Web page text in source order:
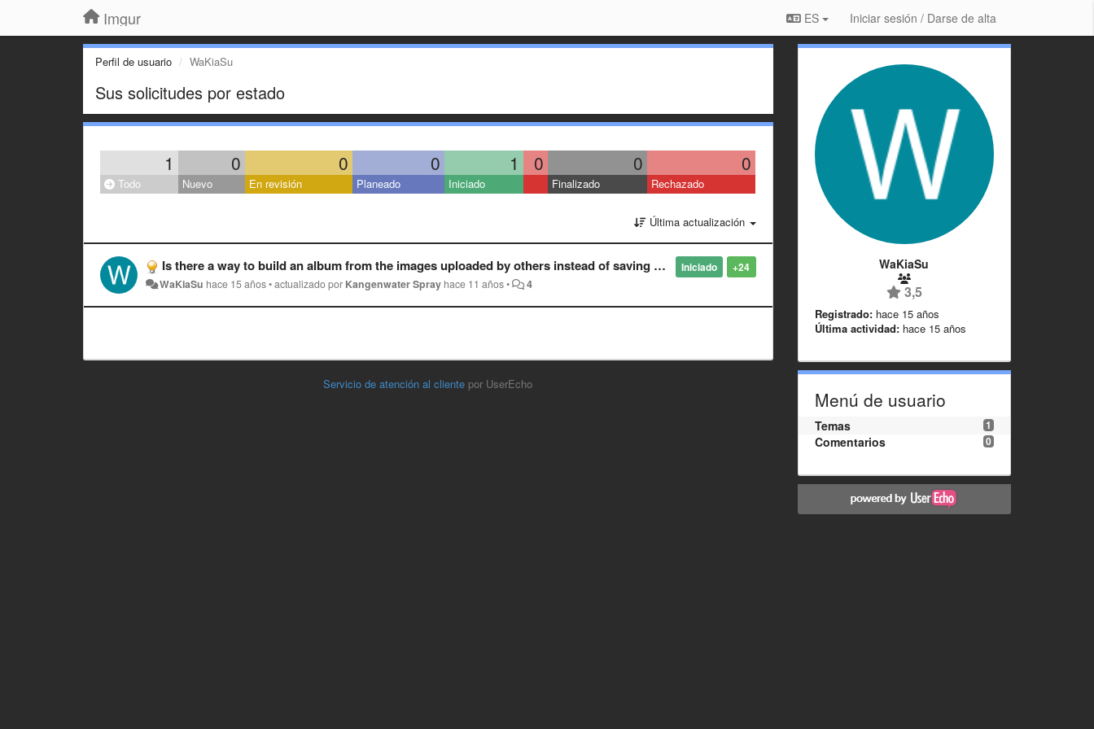
Imgur ES Iniciar sesión / Darse de alta
Perfil de usuario WaKiaSu
Sus solicitudes por estado
1 0 0 0 1 0 0 0
Todo Nuevo En revisión Planeado Iniciado Finalizado Rechazado
Última actualización
+24
Iniciado
Is there a way to build an album from the images uploaded by others instead of saving and uploading the same images again?
WaKiaSu hace 15 años•actualizado por Kangenwater Spray hace 11 años• 4
Servicio de atención al cliente por UserEcho
WaKiaSu
3,5
Registrado: hace 15 años
Última actividad: hace 15 años
Menú de usuario
1
Temas
0
Comentarios